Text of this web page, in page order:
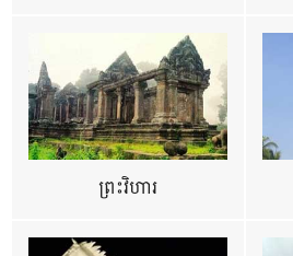
ព្រះវិហារ